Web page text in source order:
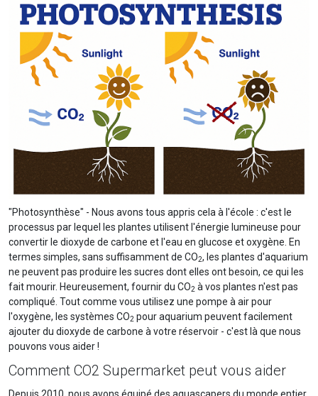
"Photosynthèse" - Nous avons tous appris cela à l'école : c'est le
processus par lequel les plantes utilisent l'énergie lumineuse pour
convertir le dioxyde de carbone et l'eau en glucose et oxygène. En
termes simples, sans suffisamment de CO2, les plantes d'aquarium
ne peuvent pas produire les sucres dont elles ont besoin, ce qui les
fait mourir. Heureusement, fournir du CO2 à vos plantes n'est pas
compliqué. Tout comme vous utilisez une pompe à air pour
l'oxygène, les systèmes CO2 pour aquarium peuvent facilement
ajouter du dioxyde de carbone à votre réservoir - c'est là que nous
pouvons vous aider !
Comment CO2 Supermarket peut vous aider
Depuis 2010, nous avons équipé des aquascapers du monde entier